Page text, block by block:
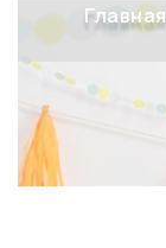
Главная